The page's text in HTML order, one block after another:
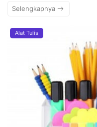
Selengkapnya
Alat Tulis